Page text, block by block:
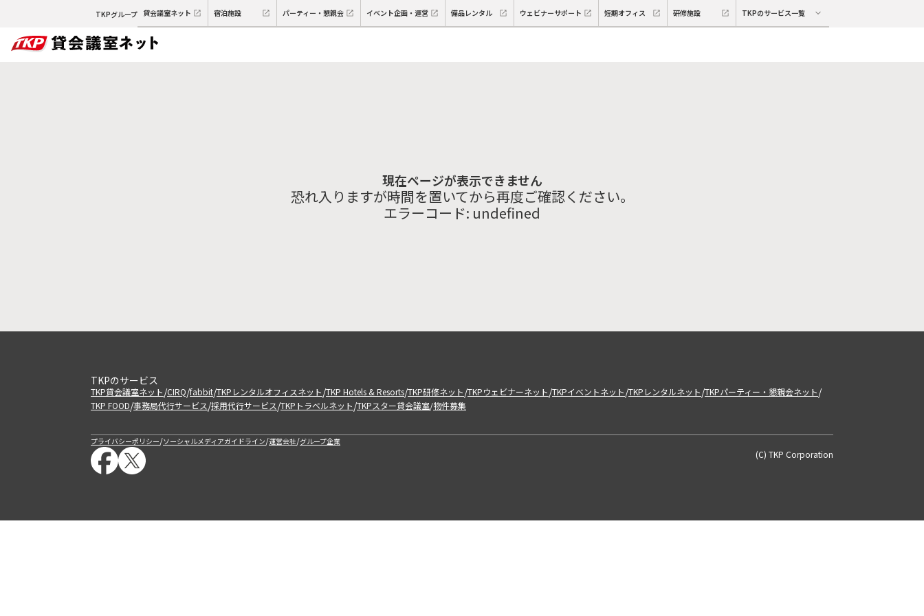
TKPグループ 貸会議室ネット 宿泊施設 パーティー・懇親会 イベント企画・運営 備品レンタル ウェビナーサポート 短期オフィス 研修施設 TKPのサービス一覧
現在ページが表示できません
恐れ入りますが時間を置いてから再度ご確認ください。
エラーコード: undefined
TKPのサービス
TKP貸会議室ネット/CIRQ/fabbit/TKPレンタルオフィスネット/TKP Hotels & Resorts/TKP研修ネット/TKPウェビナーネット/TKPイベントネット/TKPレンタルネット/TKPパーティー・懇親会ネット/
TKP FOOD/事務局代行サービス/採用代行サービス/TKPトラベルネット/TKPスター貸会議室/物件募集
プライバシーポリシー/ソーシャルメディアガイドライン/運営会社/グループ企業
(C) TKP Corporation